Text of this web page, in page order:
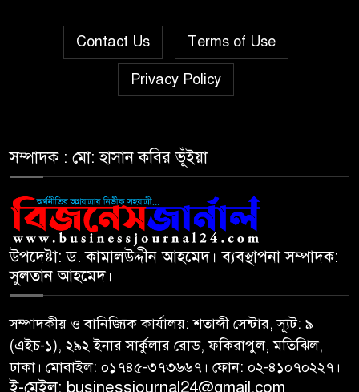
রহিমা ফুডের শেয়ারে কারসাজির
প্রমাণ পেয়েছে বিএসইসি
সূচকের পতনে ১২১০ কোটি টাকার
লেনদেন
আগামী প্রজন্মের জন্য সুস্থ পরিবেশ
চান প্রধানমন্ত্রী
বিএসইসির নতুন কমিশনার হোসেন
সাদাত
১০
Contact Us Terms of Use
Privacy Policy
সম্পাদক : মো: হাসান কবির ভূঁইয়া
উপদেষ্টা: ড. কামালউদ্দীন আহমেদ। ব্যবস্থাপনা সম্পাদক:
সুলতান আহমেদ।
সম্পাদকীয় ও বানিজ্যিক কার্যালয়: শতাব্দী সেন্টার, স্যূট: ৯
(এইচ-১), ২৯২ ইনার সার্কুলার রোড, ফকিরাপুল, মতিঝিল,
ঢাকা। মোবাইল: ০১৭৪৫-৩৭৩৬৬৭। ফোন: ০২-৪১০৭০২২৭।
ই-মেইল: businessjournal24@gmail.com